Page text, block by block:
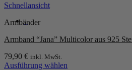
0
Schnellansicht
Armbänder
Armband “Jana” Multicolor aus 925
79,90 € inkl. MwSt.
Ausführung wählen